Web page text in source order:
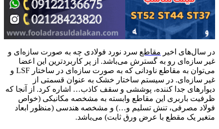
در سال‌های اخیر مقاطع سرد نورد فولادی چه به صورت سازه‌ای و
غیر سازه‌ای رو به گسترش می‌باشد. از پر کاربردترین این اعضا
می‌توان به مقاطع ناودانی که به صورت سازه‌ای در ساختار LSF و
غیر سازه‌ای. در سیستم ساختار خشک به عنوان قسمتی از
دیوارهای جدا کننده، پوششی و سقف کاذب… اشاره کرد. از آنجا که
ظرفیت باربری این مقاطع وابسته به مشخصه مکانیکی (خواص
فولاد مصرفی، تنش تسلیم و…) و مشخصه هندسی (منظور ابعاد
متغیر یک مقطع با عرض ورق ثابت) می‌باشد.